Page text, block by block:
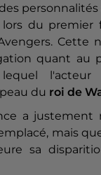
personnalités
du premier
Cette
quant au
l'acteur
du roi de
a justement
mais
sa